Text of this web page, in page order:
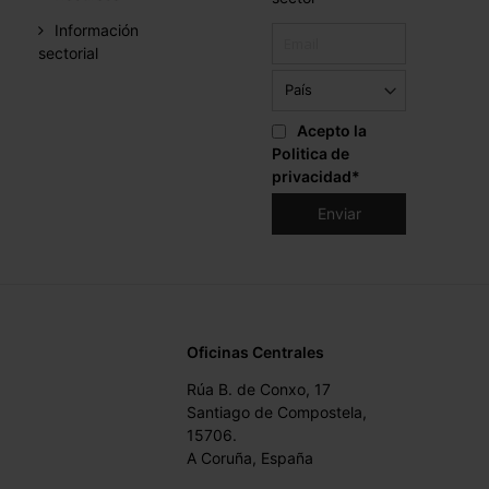
Información
sectorial
Acepto la
Politica de
privacidad*
Oficinas Centrales
Rúa B. de Conxo, 17
Santiago de Compostela,
15706.
A Coruña, España